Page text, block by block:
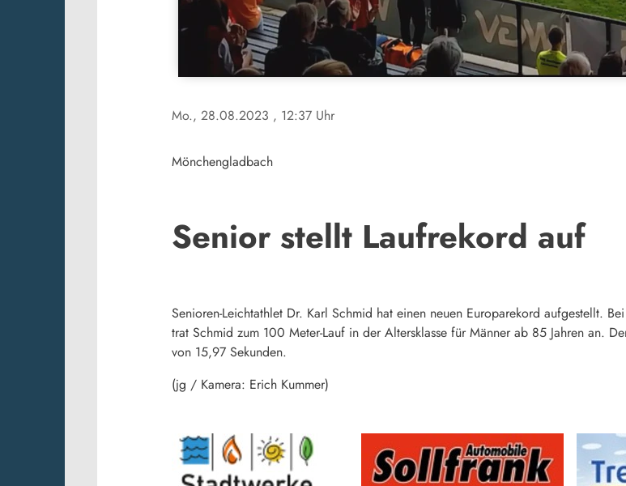
Mo., 28.08.2023 , 12:37 Uhr
Mönchengladbach
Senior stellt Laufrekord auf
Senioren-Leichtathlet Dr. Karl Schmid hat einen neuen Europarekord aufgestellt.
trat Schmid zum 100 Meter-Lauf in der Altersklasse für Männer ab 85 Jahren an.
von 15,97 Sekunden.
(jg / Kamera: Erich Kummer)